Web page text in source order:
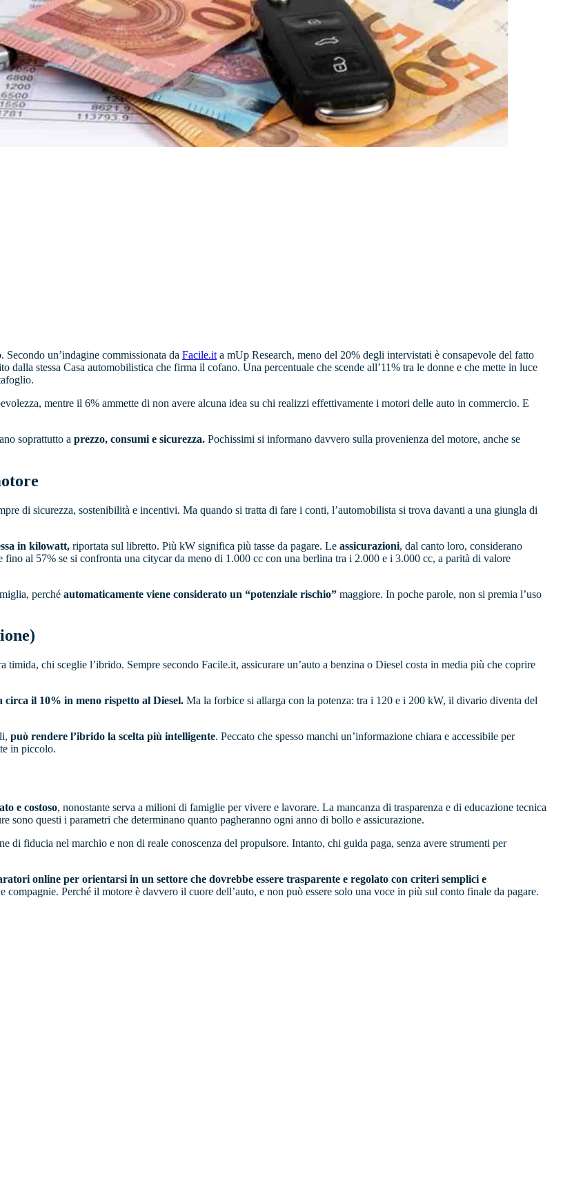
un’indagine commissionata da Facile.it a mUp Research, meno del 20% degli intervistati è consapevole del fatto
stessa Casa automobilistica che firma il cofano. Una percentuale che scende all’11% tra le donne e che mette in luce
mentre il 6% ammette di non avere alcuna idea su chi realizzi effettivamente i motori delle auto in commercio. E
soprattutto a prezzo, consumi e sicurezza. Pochissimi si informano davvero sulla provenienza del motore, anche se
di sicurezza, sostenibilità e incentivi. Ma quando si tratta di fare i conti, l’automobilista si trova davanti a una giungla di
in kilowatt, riportata sul libretto. Più kW significa più tasse da pagare. Le assicurazioni, dal canto loro, considerano
al 57% se si confronta una citycar da meno di 1.000 cc con una berlina tra i 2.000 e i 3.000 cc, a parità di valore
perché automaticamente viene considerato un “potenziale rischio” maggiore. In poche parole, non si premia l’uso
chi sceglie l’ibrido. Sempre secondo Facile.it, assicurare un’auto a benzina o Diesel costa in media più che coprire
circa il 10% in meno rispetto al Diesel. Ma la forbice si allarga con la potenza: tra i 120 e i 200 kW, il divario diventa del
può rendere l’ibrido la scelta più intelligente. Peccato che spesso manchi un’informazione chiara e accessibile per
in piccolo.
e costoso, nonostante serva a milioni di famiglie per vivere e lavorare. La mancanza di trasparenza e di educazione tecnica
questi i parametri che determinano quanto pagheranno ogni anno di bollo e assicurazione.
di fiducia nel marchio e non di reale conoscenza del propulsore. Intanto, chi guida paga, senza avere strumenti per
online per orientarsi in un settore che dovrebbe essere trasparente e regolato con criteri semplici e
compagnie. Perché il motore è davvero il cuore dell’auto, e non può essere solo una voce in più sul conto finale da pagare.